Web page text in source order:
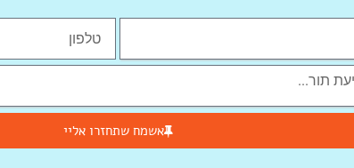
אשמח שתחזרו אליי